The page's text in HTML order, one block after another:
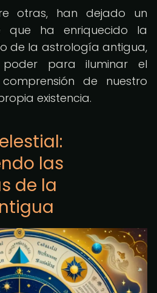
otras, han dejado un
que ha enriquecido la
de la astrología antigua,
para iluminar el
de nuestro
existencia.
las
de la